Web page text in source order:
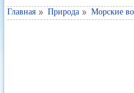
Главная Природа Морские